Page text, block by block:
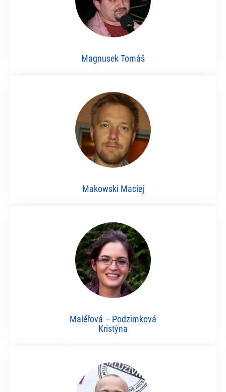
Magnusek Tomáš
Makowski Maciej
Maléřová – Podzimková
Kristýna